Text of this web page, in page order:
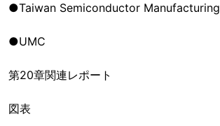
●Taiwan Semiconductor Manufacturing
●UMC
第20章関連レポート
図表